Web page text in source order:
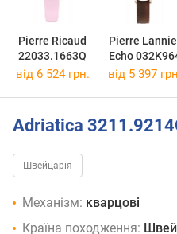
Pierre Ricaud
22033.1663Q
Pierre
Echo
від 6 524 грн. від 5 397
Adriatica
Швейцарія
Механізм: кварцові
Країна походження: